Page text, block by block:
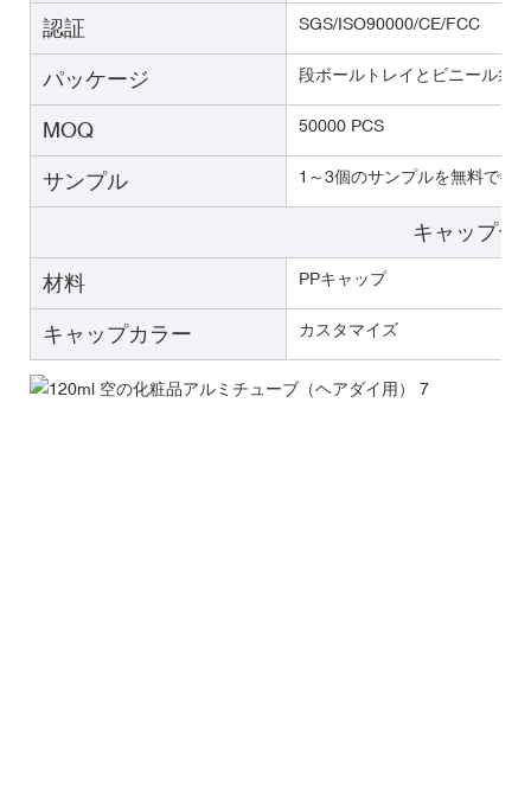
認証 SGS/ISO90000/CE/FCC
パッケージ 段ボールトレイとビニール袋
MOQ 50000 PCS
サンプル 1～3個のサンプルを無料で提
キャップデ
材料 PPキャップ
キャップカラー カスタマイズ